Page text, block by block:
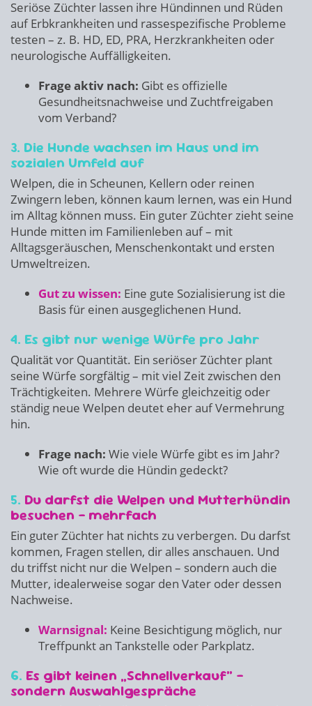
Seriöse Züchter lassen ihre Hündinnen und Rüden
auf Erbkrankheiten und rassespezifische Probleme
testen – z. B. HD, ED, PRA, Herzkrankheiten oder
neurologische Auffälligkeiten.
Frage aktiv nach: Gibt es offizielle
Gesundheitsnachweise und Zuchtfreigaben
vom Verband?
3. Die Hunde wachsen im Haus und im
sozialen Umfeld auf
Welpen, die in Scheunen, Kellern oder reinen
Zwingern leben, können kaum lernen, was ein Hund
im Alltag können muss. Ein guter Züchter zieht seine
Hunde mitten im Familienleben auf – mit
Alltagsgeräuschen, Menschenkontakt und ersten
Umweltreizen.
Gut zu wissen: Eine gute Sozialisierung ist die
Basis für einen ausgeglichenen Hund.
4. Es gibt nur wenige Würfe pro Jahr
Qualität vor Quantität. Ein seriöser Züchter plant
seine Würfe sorgfältig – mit viel Zeit zwischen den
Trächtigkeiten. Mehrere Würfe gleichzeitig oder
ständig neue Welpen deutet eher auf Vermehrung
hin.
Frage nach: Wie viele Würfe gibt es im Jahr?
Wie oft wurde die Hündin gedeckt?
5. Du darfst die Welpen und Mutterhündin
besuchen – mehrfach
Ein guter Züchter hat nichts zu verbergen. Du darfst
kommen, Fragen stellen, dir alles anschauen. Und
du triffst nicht nur die Welpen – sondern auch die
Mutter, idealerweise sogar den Vater oder dessen
Nachweise.
Warnsignal: Keine Besichtigung möglich, nur
Treffpunkt an Tankstelle oder Parkplatz.
6. Es gibt keinen „Schnellverkauf“ –
sondern Auswahlgespräche